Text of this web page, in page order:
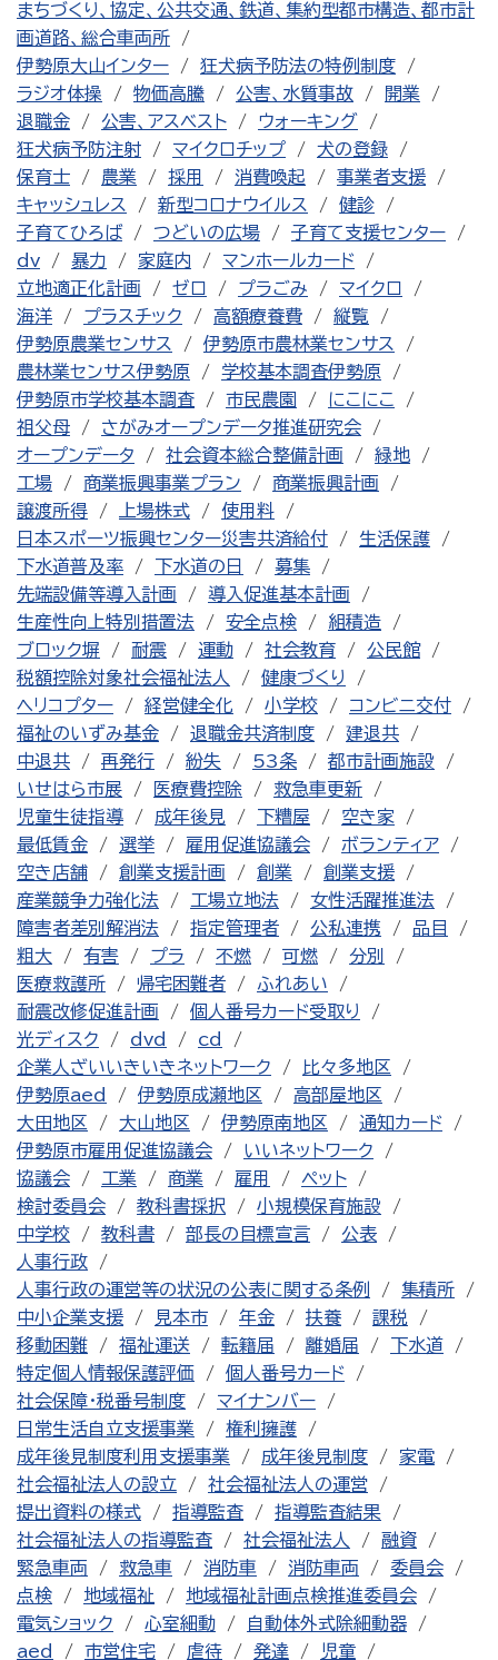
まちづくり、協定、公共交通、鉄道、集約型都市構造、都市計
画道路、総合車両所
伊勢原大山インター
狂犬病予防法の特例制度
ラジオ体操
物価高騰 公害、水質事故
開業
退職金
公害、アスベスト
ウォーキング
狂犬病予防注射
マイクロチップ
犬の登録
保育士
農業 採用 消費喚起
事業者支援
キャッシュレス
新型コロナウイルス
健診
子育てひろば
つどいの広場
子育て支援センター
dv
暴力 家庭内
マンホールカード
立地適正化計画
ゼロ プラごみ
マイクロ
海洋
プラスチック 高額療養費
縦覧
伊勢原農業センサス
伊勢原市農林業センサス
農林業センサス伊勢原
学校基本調査伊勢原
伊勢原市学校基本調査
市民農園
にこにこ
祖父母
さがみオープンデータ推進研究会
オープンデータ
社会資本総合整備計画
緑地
工場
商業振興事業プラン
商業振興計画
譲渡所得
上場株式
使用料
日本スポーツ振興センター災害共済給付
生活保護
下水道普及率
下水道の日
募集
先端設備等導入計画
導入促進基本計画
生産性向上特別措置法
安全点検
組積造
ブロック塀
耐震 運動 社会教育
公民館
税額控除対象社会福祉法人
健康づくり
ヘリコプター
経営健全化 小学校
コンビニ交付
福祉のいずみ基金
退職金共済制度
建退共
中退共
再発行 紛失 53条
都市計画施設
いせはら市展
医療費控除
救急車更新
児童生徒指導
成年後見 下糟屋
空き家
最低賃金
選挙 雇用促進協議会
ボランティア
空き店舗
創業支援計画 創業
創業支援
産業競争力強化法
工場立地法
女性活躍推進法
障害者差別解消法
指定管理者 公私連携
品目
粗大
有害 プラ 不燃 可燃
分別
医療救護所
帰宅困難者
ふれあい
耐震改修促進計画
個人番号カード受取り
光ディスク
dvd
cd
企業人ざいいきいきネットワーク
比々多地区
伊勢原aed
伊勢原成瀬地区
高部屋地区
大田地区
大山地区 伊勢原南地区
通知カード
伊勢原市雇用促進協議会
いいネットワーク
協議会
工業 商業 雇用
ペット
検討委員会
教科書採択
小規模保育施設
中学校
教科書 部長の目標宣言
公表
人事行政
人事行政の運営等の状況の公表に関する条例
集積所
中小企業支援
見本市 年金 扶養
課税
移動困難
福祉運送 転籍届 離婚届
下水道
特定個人情報保護評価
個人番号カード
社会保障・税番号制度
マイナンバー
日常生活自立支援事業
権利擁護
成年後見制度利用支援事業
成年後見制度
家電
社会福祉法人の設立
社会福祉法人の運営
提出資料の様式
指導監査
指導監査結果
社会福祉法人の指導監査
社会福祉法人
融資
緊急車両
救急車 消防車 消防車両
委員会
点検
地域福祉
地域福祉計画点検推進委員会
電気ショック
心室細動
自動体外式除細動器
aed
市営住宅 虐待 発達 児童